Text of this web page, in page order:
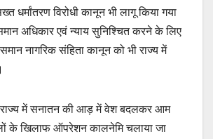
धर्मांतरण विरोधी कानून भी लागू किया गया
अधिकार एवं न्याय सुनिश्चित करने के लिए
नागरिक संहिता कानून को भी राज्य में
राज्य में सनातन की आड़ में वेश बदलकर आम
के खिलाफ ऑपरेशन कालनेमि चलाया जा